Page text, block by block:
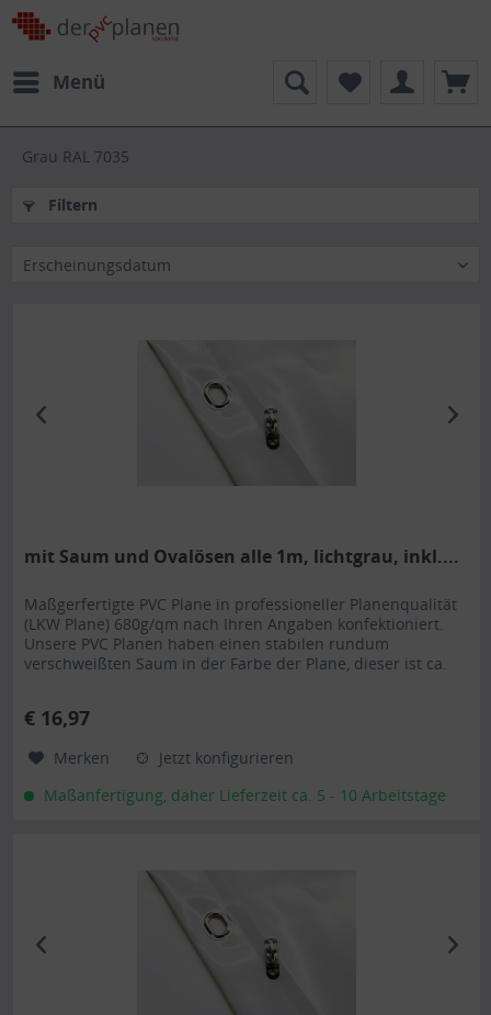
Menü
Grau RAL 7035
Filtern
Erscheinungsdatum
mit Saum und Ovalösen alle 1m, lichtgrau, inkl....
Maßgerfertigte PVC Plane in professioneller Planenqualität
(LKW Plane) 680g/qm nach Ihren Angaben konfektioniert.
Unsere PVC Planen haben einen stabilen rundum
verschweißten Saum in der Farbe der Plane, dieser ist ca.
Die PVC Plane ist UV-stabilisiert und somit...
€ 16,97
Merken
Jetzt konfigurieren
Maßanfertigung, daher Lieferzeit ca. 5 - 10 Arbeitstage